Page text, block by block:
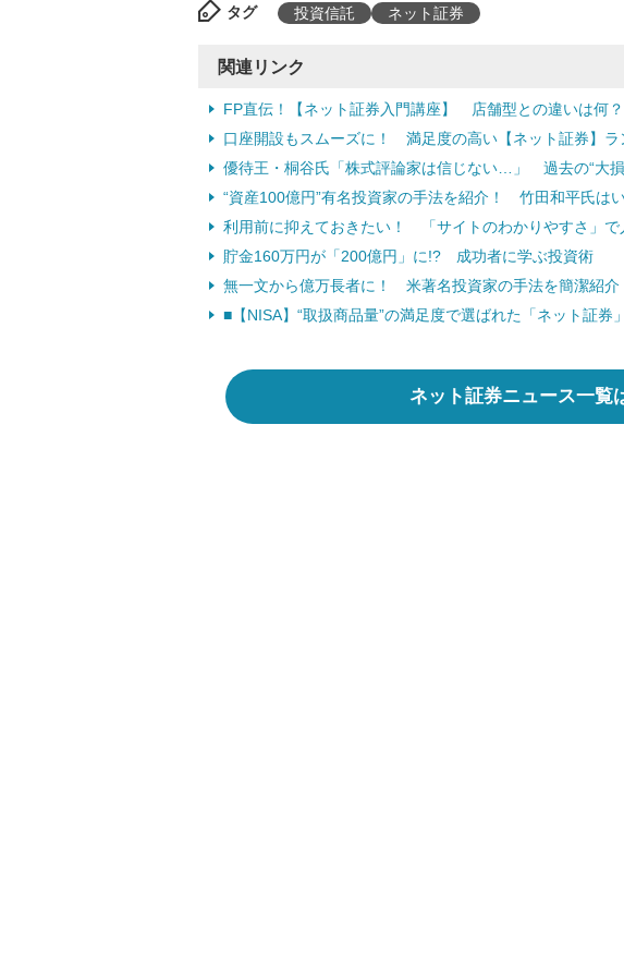
タグ 投資信託 ネット証券
関連リンク
FP直伝！【ネット証券入門講座】 店舗型との違いは何？
口座開設もスムーズに！ 満足度の高い【ネット証券】ラ
優待王・桐谷氏「株式評論家は信じない…」 過去の“大損
“資産100億円”有名投資家の手法を紹介！ 竹田和平氏は
利用前に抑えておきたい！ 「サイトのわかりやすさ」で
貯金160万円が「200億円」に!? 成功者に学ぶ投資術
無一文から億万長者に！ 米著名投資家の手法を簡潔紹介
■【NISA】“取扱商品量”の満足度で選ばれた「ネット証券
ネット証券ニュース一覧